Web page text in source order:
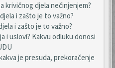
krivičnog djela nečinjenjem?
i zašto je to važno?
i zašto je to važno?
i uslovi? Kakvu odluku donosi
je presuda, prekoračenje